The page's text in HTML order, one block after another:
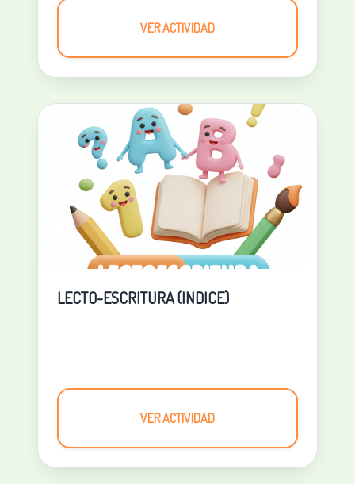
VER ACTIVIDAD
LECTO-ESCRITURA (INDICE)
...
VER ACTIVIDAD